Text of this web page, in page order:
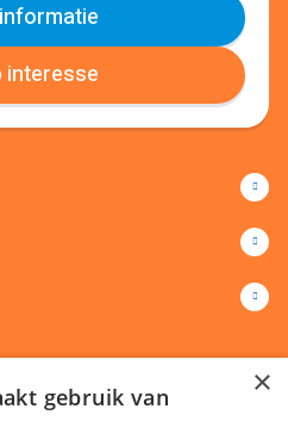
interesse
info@recruitastudent.nl
×
gebruik van